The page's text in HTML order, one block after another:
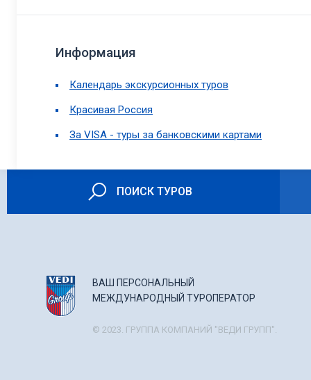
Информация
Календарь экскурсионных туров
Красивая Россия
За VISA - туры за банковскими картами
ПОИСК ТУРОВ
ВАШ ПЕРСОНАЛЬНЫЙ
МЕЖДУНАРОДНЫЙ ТУРОПЕРАТОР
© 2023. ГРУППА КОМПАНИЙ "ВЕДИ ГРУПП".